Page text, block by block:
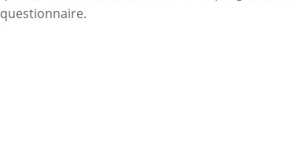
questionnaire.